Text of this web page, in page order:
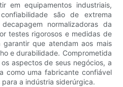
em equipamentos industriais,
são de extrema
normalizadoras da
testes rigorosos e medidas de
que atendam aos mais
e durabilidade. Comprometida
aspectos de seus negócios, a
como uma fabricante confiável
a indústria siderúrgica.